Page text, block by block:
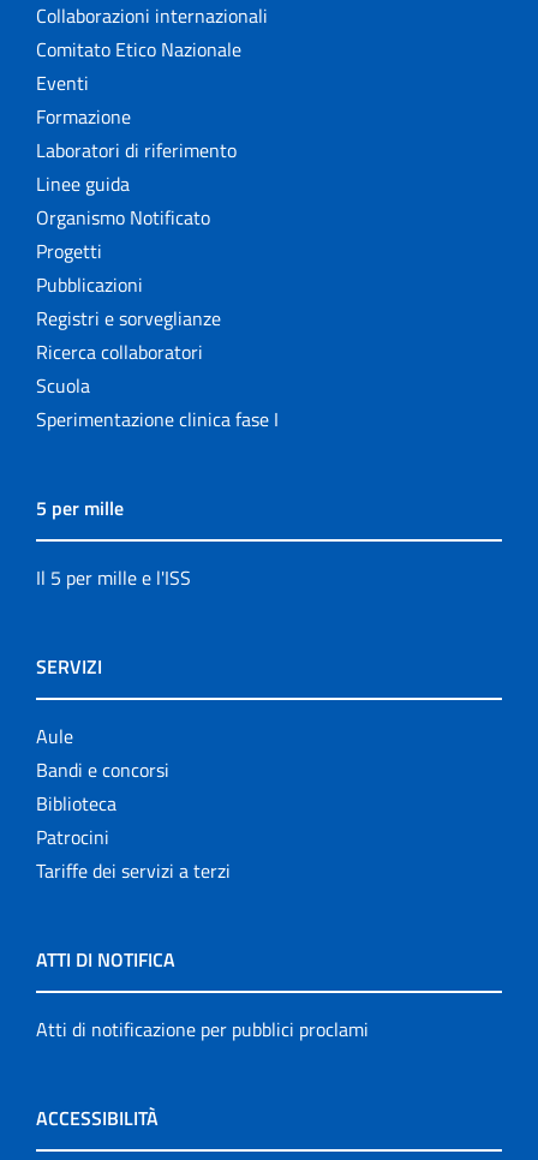
Collaborazioni internazionali
Comitato Etico Nazionale
Eventi
Formazione
Laboratori di riferimento
Linee guida
Organismo Notificato
Progetti
Pubblicazioni
Registri e sorveglianze
Ricerca collaboratori
Scuola
Sperimentazione clinica fase I
5 per mille
Il 5 per mille e l'ISS
SERVIZI
Aule
Bandi e concorsi
Biblioteca
Patrocini
Tariffe dei servizi a terzi
ATTI DI NOTIFICA
Atti di notificazione per pubblici proclami
ACCESSIBILITÀ